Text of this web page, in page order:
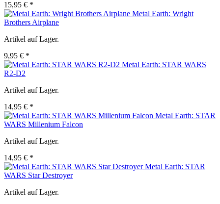
15,95 € *
Metal Earth: Wright
Brothers Airplane
Artikel auf Lager.
9,95 € *
Metal Earth: STAR WARS
R2-D2
Artikel auf Lager.
14,95 € *
Metal Earth: STAR
WARS Millenium Falcon
Artikel auf Lager.
14,95 € *
Metal Earth: STAR
WARS Star Destroyer
Artikel auf Lager.